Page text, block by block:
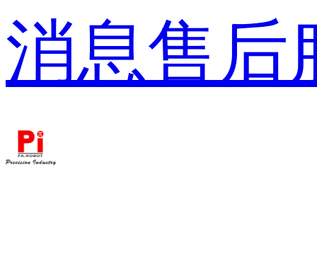
消息售后